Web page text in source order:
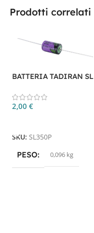
Prodotti correlati
BATTERIA TADIRAN SL
2,00 €
SKU: SL350P
PESO 0,096 kg